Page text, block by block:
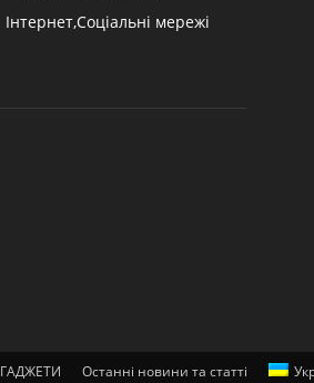
Інтернет,Соціальні мережі
ГАДЖЕТИ Останні новини та статті